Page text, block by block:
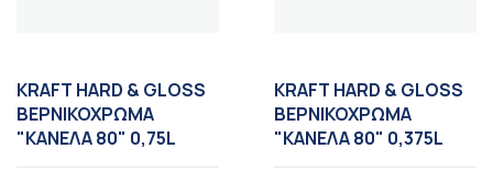
KRAFT HARD & GLOSS
ΒΕΡΝΙΚΟΧΡΩΜΑ
"ΚΑΝΕΛΑ 80" 0,75L
KRAFT HARD & GLOSS
ΒΕΡΝΙΚΟΧΡΩΜΑ
"ΚΑΝΕΛΑ 80" 0,375L